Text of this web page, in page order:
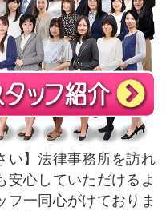
い
法律事務所を訪れ
安心していただけるよ
フ一同心がけておりま